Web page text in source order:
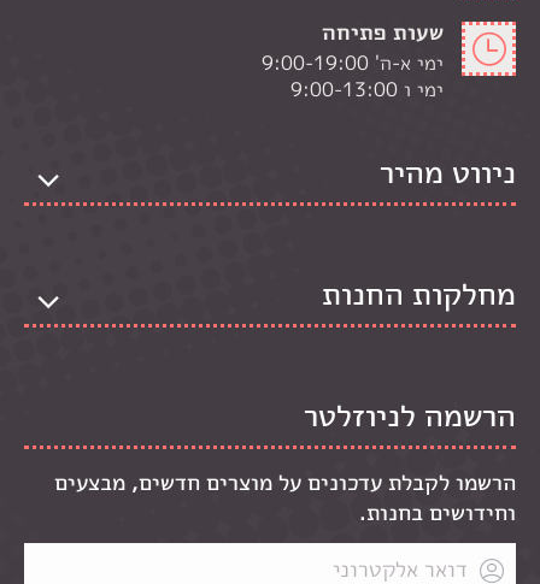
שעות פתיחה
ימי א-ה' 9:00-19:00
ימי ו 9:00-13:00
ניווט מהיר
מחלקות החנות
הרשמה לניוזלטר
הרשמו לקבלת עדכונים על מוצרים חדשים, מבצעים
וחידושים בחנות.